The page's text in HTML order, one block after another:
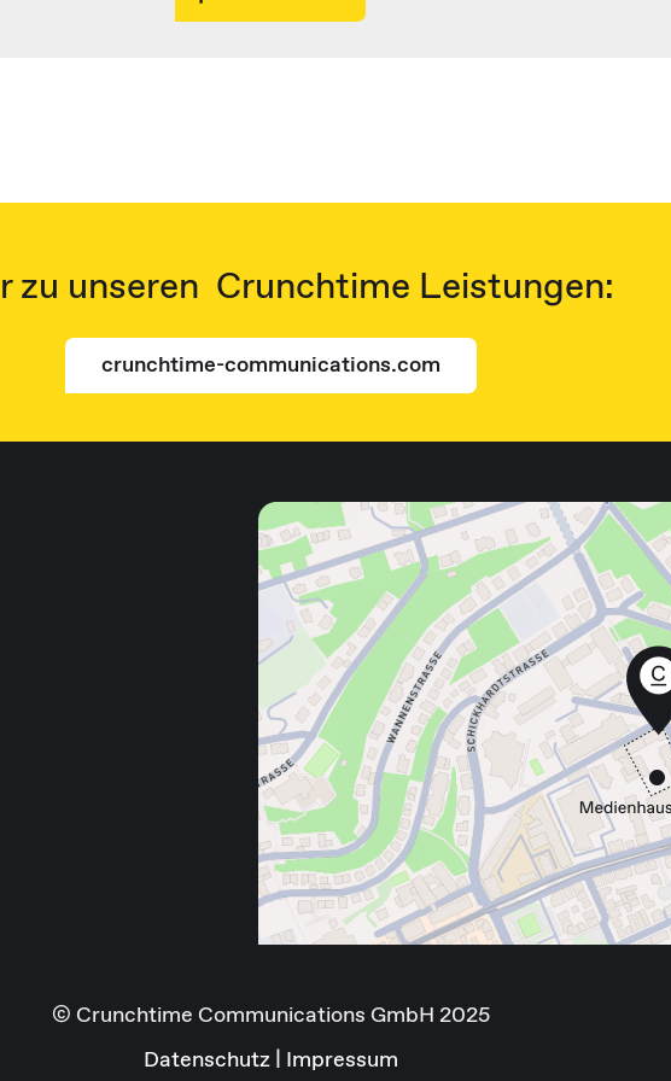
zu unseren Crunchtime Leistungen:
crunchtime-communications.com
© Crunchtime Communications GmbH 2025
Datenschutz| Impressum